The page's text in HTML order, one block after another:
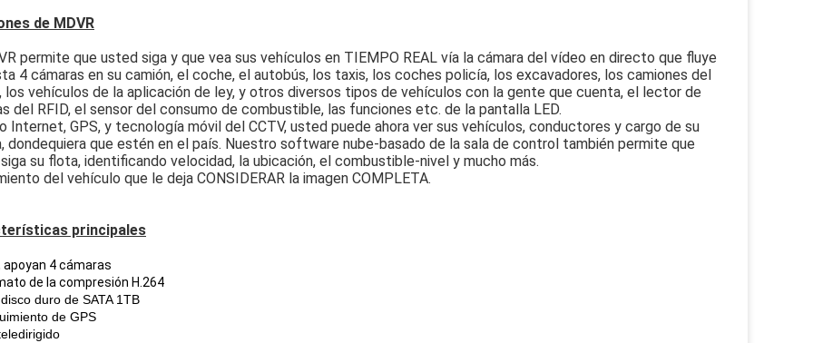
de MDVR
permite que usted siga y que vea sus vehículos en TIEMPO REAL vía la cámara del vídeo en directo que fluye
4 cámaras en su camión, el coche, el autobús, los taxis, los coches policía, los excavadores, los camiones del
los vehículos de la aplicación de ley, y otros diversos tipos de vehículos con la gente que cuenta, el lector de
del RFID, el sensor del consumo de combustible, las funciones etc. de la pantalla LED.
Internet, GPS, y tecnología móvil del CCTV, usted puede ahora ver sus vehículos, conductores y cargo de su
dondequiera que estén en el país. Nuestro software nube-basado de la sala de control también permite que
su flota, identificando velocidad, la ubicación, el combustible-nivel y mucho más.
del vehículo que le deja CONSIDERAR la imagen COMPLETA.
principales
apoyan 4 cámaras
de la compresión H.264
duro de SATA 1TB
de GPS